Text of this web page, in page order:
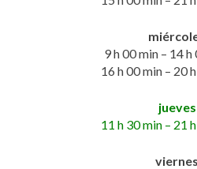
9 h 00 min – 14 h
16 h 00 min – 20
jueves
11 h 30 min – 21
viernes